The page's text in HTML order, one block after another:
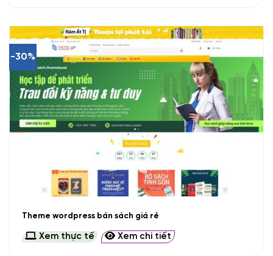
-30%
Theme wordpress bán sách giá rẻ
Xem thực tế Xem chi tiết